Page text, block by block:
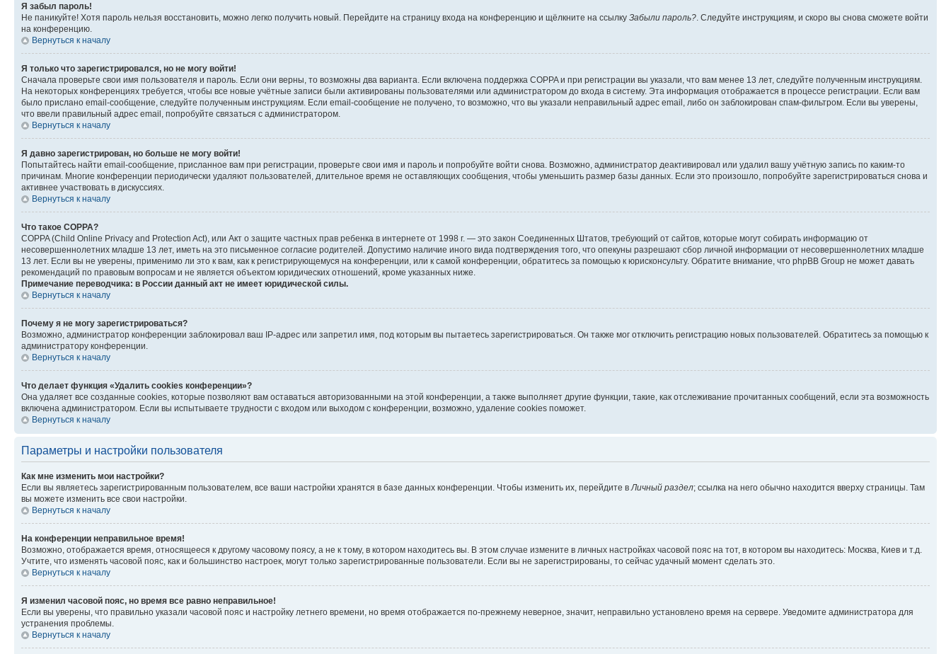
Я забыл пароль!
Не паникуйте! Хотя пароль нельзя восстановить, можно легко получить новый. Перейдите на страницу входа на конференцию и щёлкните на ссылку Забыли пароль? . Следуйте инструкциям, и скоро вы снова сможете войти
на конференцию.
Вернуться к началу
Я только что зарегистрировался, но не могу войти!
Сначала проверьте свои имя пользователя и пароль. Если они верны, то возможны два варианта. Если включена поддержка COPPA и при регистрации вы указали, что вам менее 13 лет, следуйте полученным инструкциям.
На некоторых конференциях требуется, чтобы все новые учётные записи были активированы пользователями или администратором до входа в систему. Эта информация отображается в процессе регистрации. Если вам
было прислано email-сообщение, следуйте полученным инструкциям. Если email-сообщение не получено, то возможно, что вы указали неправильный адрес email, либо он заблокирован спам-фильтром. Если вы уверены,
что ввели правильный адрес email, попробуйте связаться с администратором.
Вернуться к началу
Я давно зарегистрирован, но больше не могу войти!
Попытайтесь найти email-сообщение, присланное вам при регистрации, проверьте свои имя и пароль и попробуйте войти снова. Возможно, администратор деактивировал или удалил вашу учётную запись по каким-то
причинам. Многие конференции периодически удаляют пользователей, длительное время не оставляющих сообщения, чтобы уменьшить размер базы данных. Если это произошло, попробуйте зарегистрироваться снова и
активнее участвовать в дискуссиях.
Вернуться к началу
Что такое COPPA?
COPPA (Child Online Privacy and Protection Act), или Акт о защите частных прав ребенка в интернете от 1998 г. — это закон Соединенных Штатов, требующий от сайтов, которые могут собирать информацию от
несовершеннолетних младше 13 лет, иметь на это письменное согласие родителей. Допустимо наличие иного вида подтверждения того, что опекуны разрешают сбор личной информации от несовершеннолетних младше
13 лет. Если вы не уверены, применимо ли это к вам, как к регистрирующемуся на конференции, или к самой конференции, обратитесь за помощью к юрисконсульту. Обратите внимание, что phpBB Group не может давать
рекомендаций по правовым вопросам и не является объектом юридических отношений, кроме указанных ниже.
Примечание переводчика: в России данный акт не имеет юридической силы.
Вернуться к началу
Почему я не могу зарегистрироваться?
Возможно, администратор конференции заблокировал ваш IP-адрес или запретил имя, под которым вы пытаетесь зарегистрироваться. Он также мог отключить регистрацию новых пользователей. Обратитесь за помощью к
администратору конференции.
Вернуться к началу
Что делает функция «Удалить cookies конференции»?
Она удаляет все созданные cookies, которые позволяют вам оставаться авторизованными на этой конференции, а также выполняет другие функции, такие, как отслеживание прочитанных сообщений, если эта возможность
включена администратором. Если вы испытываете трудности с входом или выходом с конференции, возможно, удаление cookies поможет.
Вернуться к началу
Параметры и настройки пользователя
Как мне изменить мои настройки?
Если вы являетесь зарегистрированным пользователем, все ваши настройки хранятся в базе данных конференции. Чтобы изменить их, перейдите в Личный раздел; ссылка на него обычно находится вверху страницы. Там
вы можете изменить все свои настройки.
Вернуться к началу
На конференции неправильное время!
Возможно, отображается время, относящееся к другому часовому поясу, а не к тому, в котором находитесь вы. В этом случае измените в личных настройках часовой пояс на тот, в котором вы находитесь: Москва, Киев и т.д.
Учтите, что изменять часовой пояс, как и большинство настроек, могут только зарегистрированные пользователи. Если вы не зарегистрированы, то сейчас удачный момент сделать это.
Вернуться к началу
Я изменил часовой пояс, но время все равно неправильное!
Если вы уверены, что правильно указали часовой пояс и настройку летнего времени, но время отображается по-прежнему неверное, значит, неправильно установлено время на сервере. Уведомите администратора для
устранения проблемы.
Вернуться к началу